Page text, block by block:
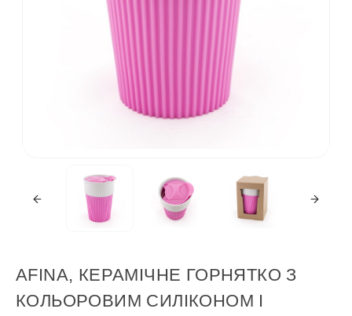
AFINA, КЕРАМІЧНЕ ГОРНЯТКО З
КОЛЬОРОВИМ СИЛІКОНОМ І